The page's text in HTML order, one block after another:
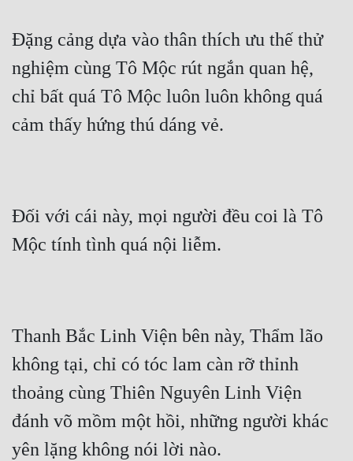
Đặng cảng dựa vào thân thích ưu thế thử
nghiệm cùng Tô Mộc rút ngắn quan hệ,
chỉ bất quá Tô Mộc luôn luôn không quá
cảm thấy hứng thú dáng vẻ.
Đối với cái này, mọi người đều coi là Tô
Mộc tính tình quá nội liễm.
Thanh Bắc Linh Viện bên này, Thẩm lão
không tại, chỉ có tóc lam càn rỡ thỉnh
thoảng cùng Thiên Nguyên Linh Viện
đánh võ mồm một hồi, những người khác
yên lặng không nói lời nào.